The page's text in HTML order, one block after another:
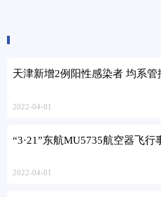
天津新增2例阳性感染者 均系
2022-04-01
“3·21”东航MU5735航空器飞
2022-04-01